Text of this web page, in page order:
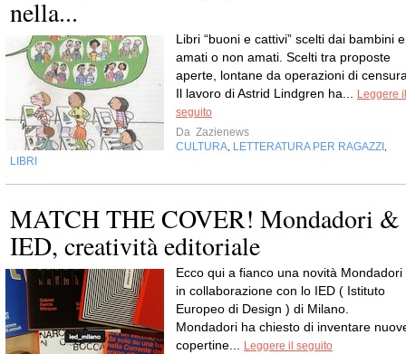
nella...
Libri “buoni e cattivi” scelti dai bambini e
amati o non amati. Scelti tra proposte
aperte, lontane da operazioni di
Il lavoro di Astrid Lindgren ha...
Leggere il
seguito
Da Zazienews
CULTURA LETTERATURA PER RAGAZZI
LIBRI
MATCH THE COVER! Mondadori &
IED, creatività editoriale
Ecco qui a fianco una novità Mondadori
in collaborazione con lo IED ( Istituto
Europeo di Design ) di Milano.
Mondadori ha chiesto di inventare
copertine...
Leggere il seguito